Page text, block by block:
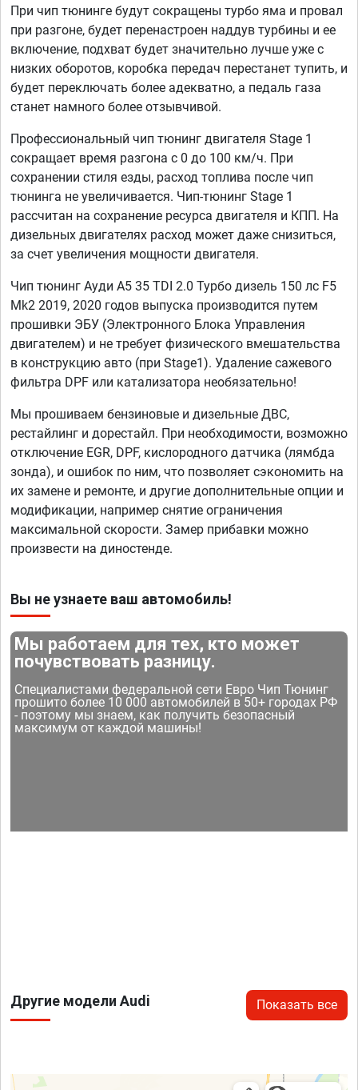
При чип тюнинге будут сокращены турбо яма и провал
при разгоне, будет перенастроен наддув турбины и ее
включение, подхват будет значительно лучше уже с
низких оборотов, коробка передач перестанет тупить, и
будет переключать более адекватно, а педаль газа
станет намного более отзывчивой.
Профессиональный чип тюнинг двигателя Stage 1
сокращает время разгона с 0 до 100 км/ч. При
сохранении стиля езды, расход топлива после чип
тюнинга не увеличивается. Чип-тюнинг Stage 1
рассчитан на сохранение ресурса двигателя и КПП. На
дизельных двигателях расход может даже снизиться,
за счет увеличения мощности двигателя.
Чип тюнинг Ауди А5 35 TDI 2.0 Турбо дизель 150 лс F5
Mk2 2019, 2020 годов выпуска производится путем
прошивки ЭБУ (Электронного Блока Управления
двигателем) и не требует физического вмешательства
в конструкцию авто (при Stage1). Удаление сажевого
фильтра DPF или катализатора необязательно!
Мы прошиваем бензиновые и дизельные ДВС,
рестайлинг и дорестайл. При необходимости, возможно
отключение EGR, DPF, кислородного датчика (лямбда
зонда), и ошибок по ним, что позволяет сэкономить на
их замене и ремонте, и другие дополнительные опции и
модификации, например снятие ограничения
максимальной скорости. Замер прибавки можно
произвести на диностенде.
Вы не узнаете ваш автомобиль!
Мы работаем для тех, кто может
почувствовать разницу.
Специалистами федеральной сети Евро Чип Тюнинг
прошито более 10 000 автомобилей в 50+ городах РФ
- поэтому мы знаем, как получить безопасный
максимум от каждой машины!
Другие модели Audi Показать все